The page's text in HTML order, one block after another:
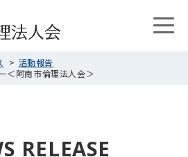
活動報告
＜阿南市倫理法人会＞
RELEASE